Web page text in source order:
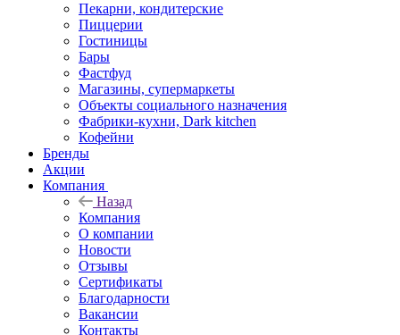
Пекарни, кондитерские
Пиццерии
Гостиницы
Бары
Фастфуд
Магазины, супермаркеты
Объекты социального назначения
Фабрики-кухни, Dark kitchen
Кофейни
Бренды
Акции
Компания
Назад
Компания
О компании
Новости
Отзывы
Сертификаты
Благодарности
Вакансии
Контакты